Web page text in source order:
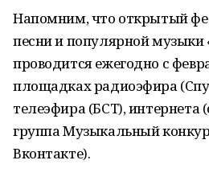
Напомним, что открытый
песни и популярной музыки
проводится ежегодно с
площадках радиоэфира
телеэфира (БСТ), интернета
группа Музыкальный
Вконтакте).